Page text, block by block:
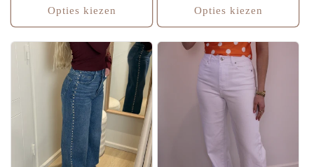
Opties kiezen Opties kiezen